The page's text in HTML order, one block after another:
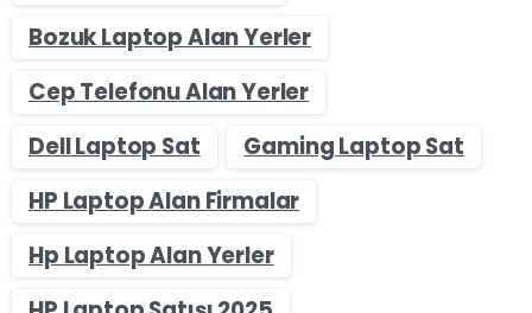
Bozuk Laptop Alan Yerler
Cep Telefonu Alan Yerler
Dell Laptop Sat
Gaming Laptop Sat
HP Laptop Alan Firmalar
Hp Laptop Alan Yerler